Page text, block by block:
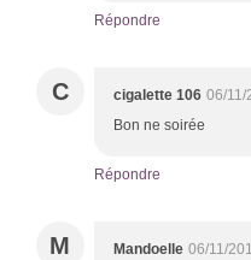
Répondre
C cigalette 106 06/11/
Bon ne soirée
Répondre
M Mandoelle 06/11/